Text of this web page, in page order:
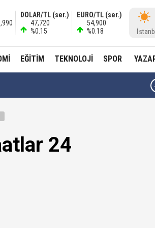
DOLAR/TL (ser.)
47,720
%0.15
EURO/TL (ser.)
54,900
%0.18
EĞITIM TEKNOLOJI SPOR
oradan alırım…'
düzenli para göndermiş!
edilmeye razıyım'
24